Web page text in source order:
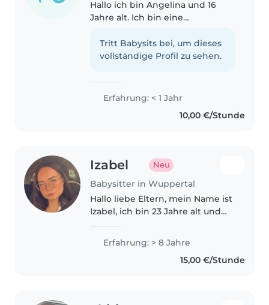
Hallo ich bin Angelina und 16
Jahre alt. Ich bin eine
Babysitterin mit
Grundkenntnissen in der
Tritt Babysits bei, um dieses
vollständige Profil zu sehen.
Erfahrung: < 1 Jahr
10,00 €/Stunde
Izabel Neu
Babysitter in Wuppertal
Hallo liebe Eltern, mein Name ist
Izabel, ich bin 23 Jahre alt und
Ich bin staatlich anerkannte und
geprüfte Kinderpflegerin und
bringe daher sowohl..
Erfahrung: > 8 Jahre
15,00 €/Stunde